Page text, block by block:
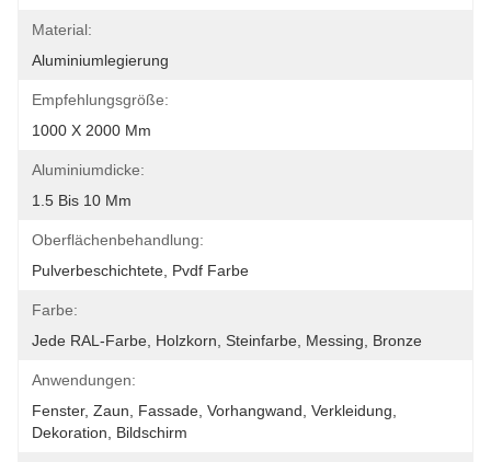
Material:
Aluminiumlegierung
Empfehlungsgröße:
1000 X 2000 Mm
Aluminiumdicke:
1.5 Bis 10 Mm
Oberflächenbehandlung:
Pulverbeschichtete, Pvdf Farbe
Farbe:
Jede RAL-Farbe, Holzkorn, Steinfarbe, Messing, Bronze
Anwendungen:
Fenster, Zaun, Fassade, Vorhangwand, Verkleidung,
Dekoration, Bildschirm